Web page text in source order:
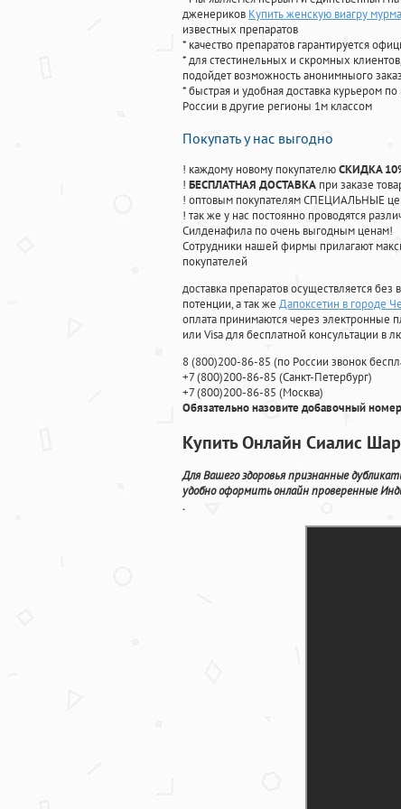
дженериков Купить женскую виагру
известных препаратов
* качество препаратов гарантируется
* для стестинельных и скромных
подойдет возможность анонимныого
* быстрая и удобная доставка курьером
России в другие регионы 1м классом
Покупать у нас выгодно
! каждому новому покупателюСКИДКА
! БЕСПЛАТНАЯ ДОСТАВКА при заказе
! оптовым покупателям СПЕЦИАЛЬНЫЕ
! так же у нас постоянно проводятся
Силденафила по очень выгодным ценам!
Cотрудники нашей фирмы прилагают
покупателей
доставка препаратов осуществляется
потенции, а так же Дапоксетин в городе
оплата принимаются через электронные
или Visa для бесплатной консультации в
8(800)200-86-85 (по России звонок
+7(800)200-86-85 (Санкт-Петербург)
+7(800)200-86-85 (Москва)
Обязательно назовите добавочный
Купить Онлайн Сиалис
Для Вашего здоровья признанные
удобно оформить онлайн проверенные
.